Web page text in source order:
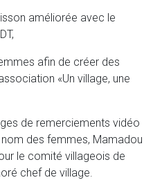
améliorée avec le
afin de créer des
«Un village, une
de remerciements vidéo
des femmes, Mamadou
le comité villageois de
chef de village.